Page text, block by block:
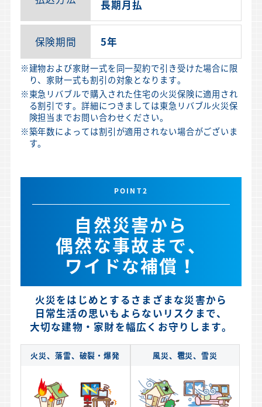
長期月払
保険期間 5年
※建物および家財一式を同一契約で引き受けた場合に限
り、家財一式も割引の対象となります。
※東急リバブルで購入された住宅の火災保険に適用され
る割引です。詳細につきましては東急リバブル火災保
険担当までお問い合わせください。
※築年数によっては割引が適用されない場合がございま
す。
POINT2
自然災害から
偶然な事故まで、
ワイドな補償！
火災をはじめとするさまざまな災害から
日常生活の思いもよらないリスクまで、
大切な建物・家財を幅広くお守りします。
火災、落雷、破裂・爆発 風災、雹災、雪災